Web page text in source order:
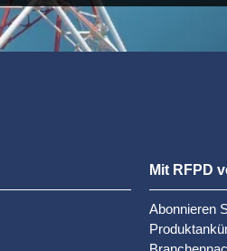
Mit RFPD
Abonnieren